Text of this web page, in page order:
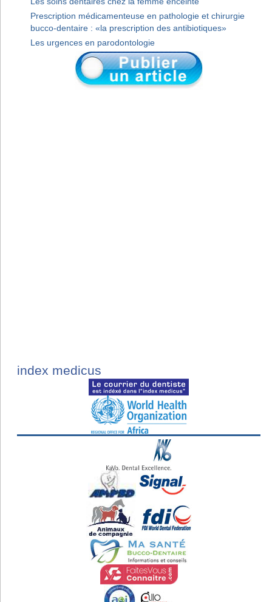
Prescription médicamenteuse en pathologie et chirurgie
bucco-dentaire : «la prescription des antibiotiques»
Les urgences en parodontologie
index medicus